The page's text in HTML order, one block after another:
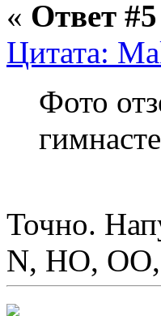
« Ответ
Цитата:
Фото
Точно.
N, HO,